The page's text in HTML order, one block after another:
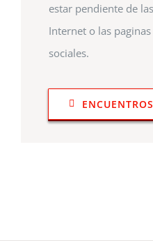
estar pendiente de
Internet o las
sociales.